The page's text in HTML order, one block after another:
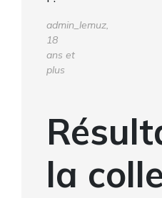
admin_lemuz,
18
ans et
plus
la